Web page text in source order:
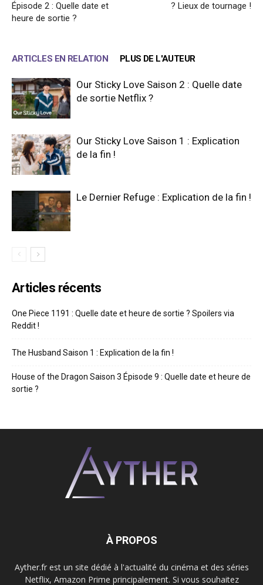
Épisode 2 : Quelle date et
heure de sortie ?
? Lieux de tournage !
ARTICLES EN RELATION PLUS DE L'AUTEUR
Our Sticky Love Saison 2 : Quelle date
de sortie Netflix ?
Our Sticky Love Saison 1 : Explication
de la fin !
Le Dernier Refuge : Explication de la fin !
Articles récents
One Piece 1191 : Quelle date et heure de sortie ? Spoilers via
Reddit !
The Husband Saison 1 : Explication de la fin !
House of the Dragon Saison 3 Épisode 9 : Quelle date et heure de
sortie ?
À PROPOS
Ayther.fr est un site dédié à l'actualité du cinéma et des séries
Netflix, Amazon Prime principalement. Si vous souhaitez